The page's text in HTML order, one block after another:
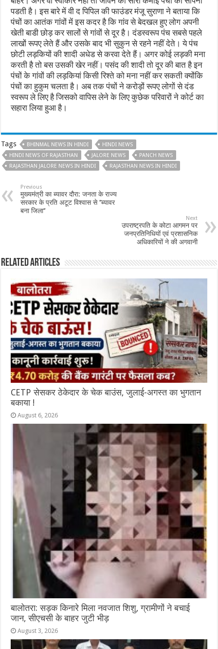
पडती है। इस बारे में वी द पिपिल की फाउंडर मंजू सुराणा ने बताया कि
पंचों का आतंक गांवों में इस कदर है कि गांव से बेदखल हुए लोग अपनी
खेती बाडी छोड़ कर सालों से गांवों से दूर है। दंडस्वरूप पंच सबसे पहले
लाखों रूपए लेते हैं और उसके बाद भी सुकुन से रहने नहीं देते। ये पंच
छोटी लड़कियों की शादी अधेड से करवा देते हैं। अगर कोई लड़की मना
करती है तो बस उसकी खेर नहीं। पसंद की शादी तो दूर की बात है इन
पंचों के गांवों की लड़कियां किसी रिश्ते को मना नहीं कर सकती क्योंकि
पंचों का हुकुम चलता है। अब तक पंचों ने करोड़ों रूपए लोगों से दंड
स्वरूप ले लिए है जिसको वापिस लेने के लिए कुछेक परिवारों ने कोर्ट का
सहारा लिया हुआ है।
Tags BHINMAL NEWS IN HINDI
HINDI NEWS
HINDI NEWS OF RAJASTHAN
JALORE NEWS
PANCH NEWS
RAJASTHAN JALORE NEWS IN HINDI
RAJASTHAN NEWS IN HINDI
Previous
मुख्यमंत्री का ब्यावर दौरा: जनता के राज्य
सरकार के प्रति अटूट विश्वास से ‘‘ब्यावर
बना जिला‘‘
Next
उपराष्ट्रपति के कोटा आगमन पर
जनप्रतिनिधियों एवं प्रशासनिक
अधिकारियों ने की अगवानी
Related Articles
CETP सेसकर ठेकेदार के चेक बाउंस, जुलाई-अगस्त का भुगतान
बकाया !
August 6, 2026
बालोतरा: सड़क किनारे मिला नवजात शिशु, ग्रामीणों ने बचाई
जान, सीएचसी के बाहर जुटी भीड़
August 3, 2026